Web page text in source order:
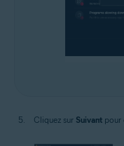
Cliquez sur Suivant pour